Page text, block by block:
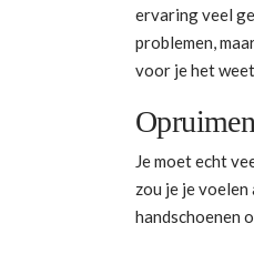
ervaring veel
problemen,
voor je het
Je moet echt
zou je je voelen
handschoenen